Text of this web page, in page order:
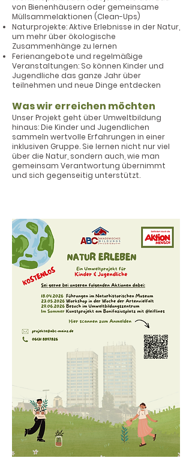
von Bienenhäusern oder gemeinsame
Müllsammelaktionen (Clean-Ups)
Naturprojekte: Aktive Erlebnisse in der Natur,
um mehr über ökologische
Zusammenhänge zu lernen
Ferienangebote und regelmäßige
Veranstaltungen: So können Kinder und
Jugendliche das ganze Jahr über
teilnehmen und neue Dinge entdecken
Was wir erreichen möchten
Unser Projekt geht über Umweltbildung
hinaus: Die Kinder und Jugendlichen
sammeln wertvolle Erfahrungen in einer
inklusiven Gruppe. Sie lernen nicht nur viel
über die Natur, sondern auch, wie man
gemeinsam Verantwortung übernimmt
und sich gegenseitig unterstützt.